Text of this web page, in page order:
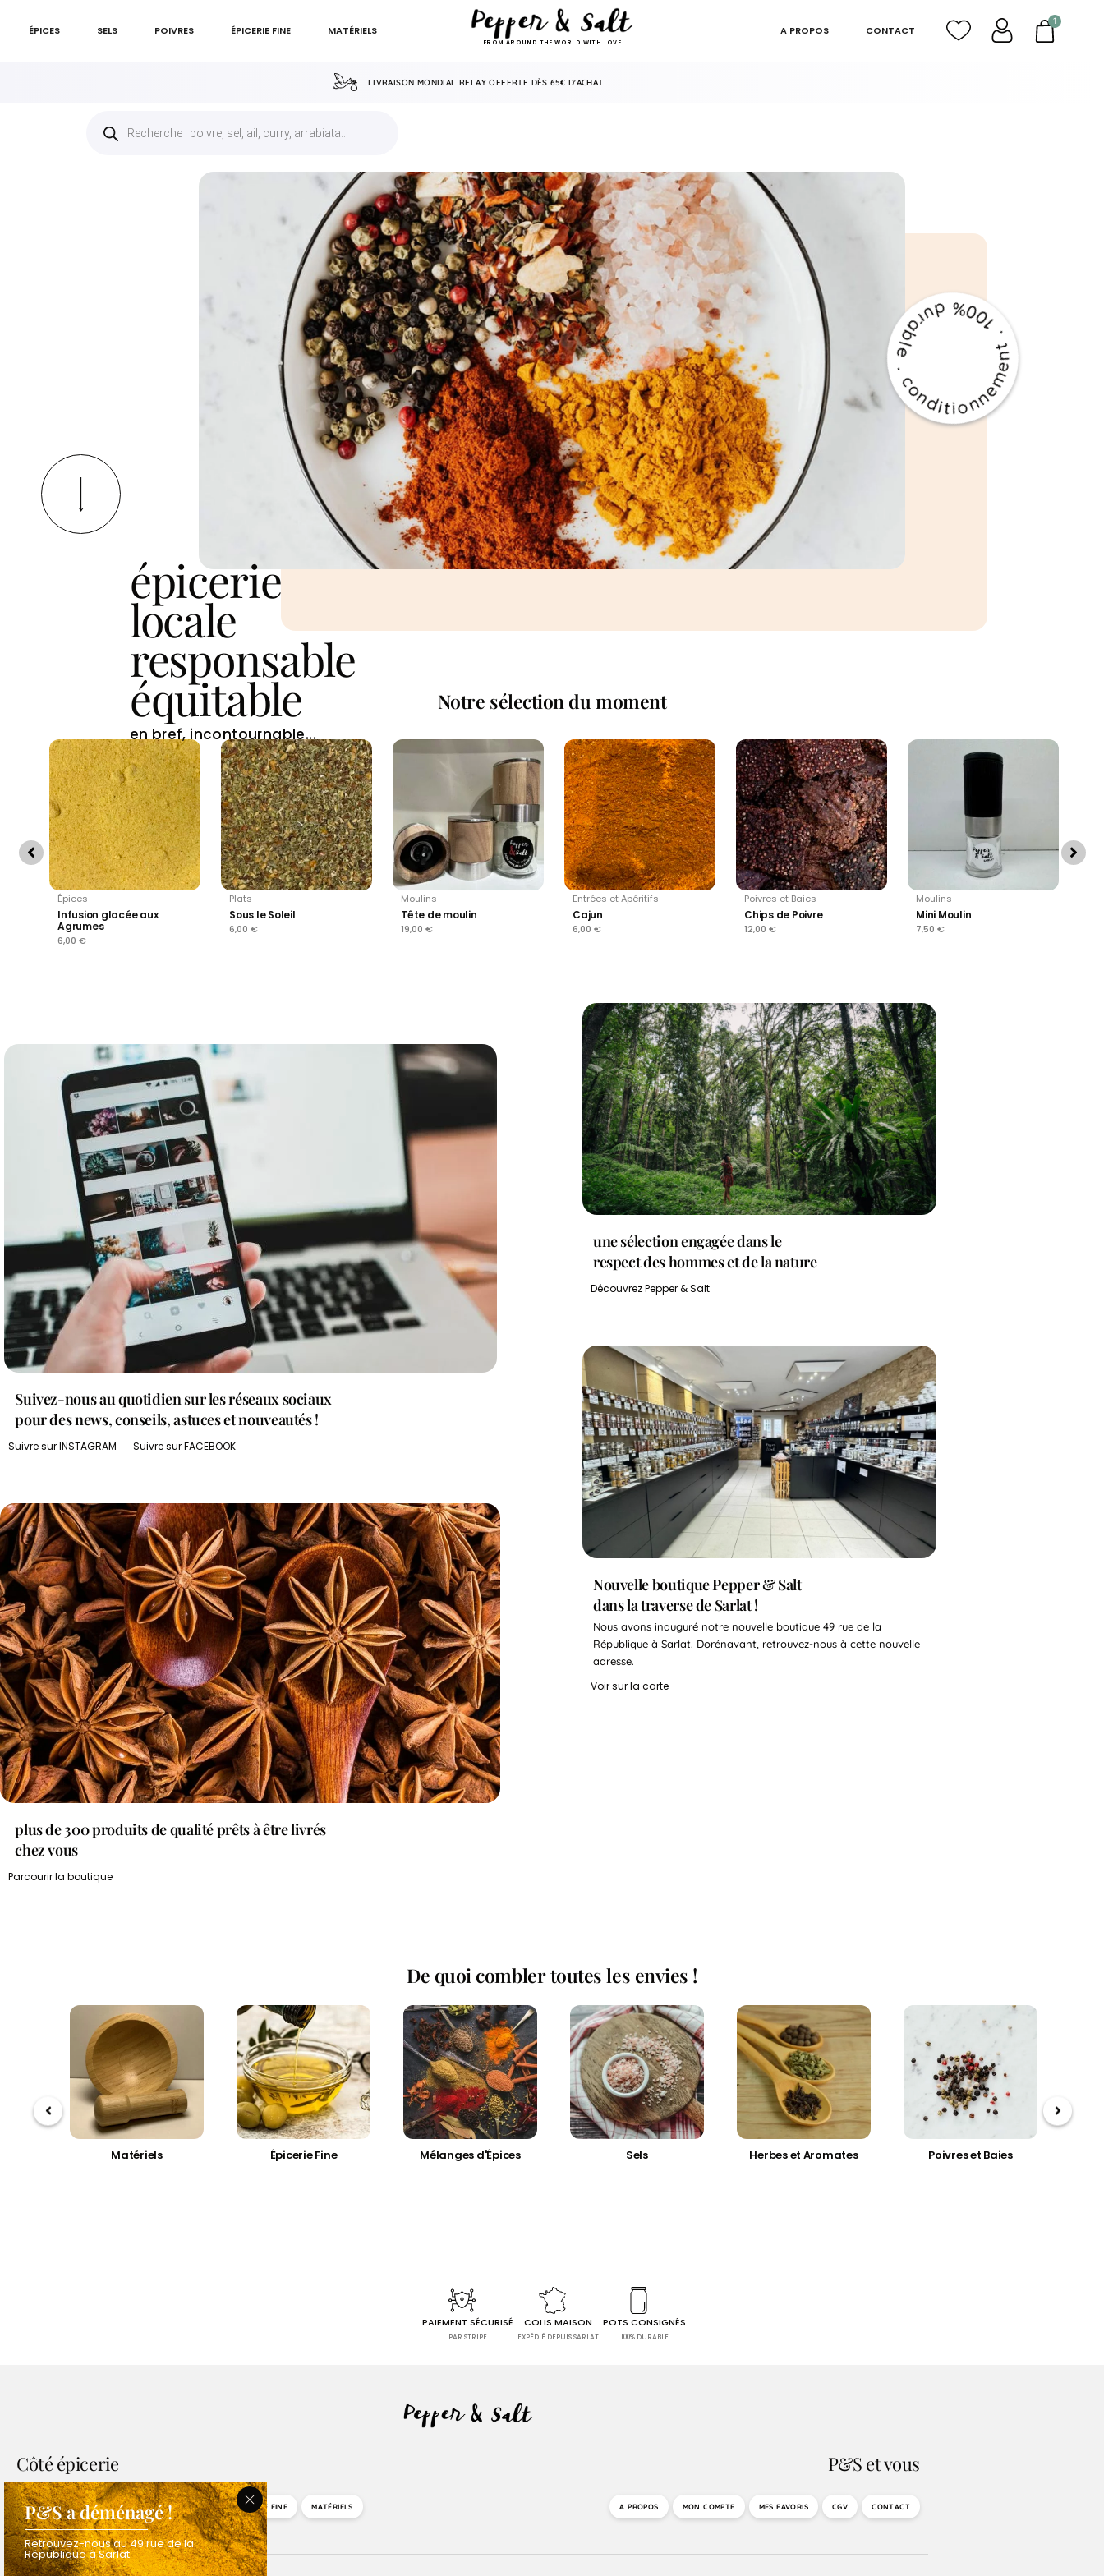
ÉPICES SELS POIVRES ÉPICERIE FINE MATÉRIELS
FROM AROUND THE WORLD WITH LOVE
A PROPOS CONTACT
1
LIVRAISON MONDIAL RELAY OFFERTE DÈS 65€ D'ACHAT
épicerie
locale
responsable
équitable
en bref, incontournable...
. conditionnement . 100% durable
Notre sélection du moment
Épices
Infusion glacée aux
Agrumes
6,00 €
Plats
Sous le Soleil
6,00 €
Moulins
Tête de moulin
19,00 €
Entrées et Apéritifs
Cajun
6,00 €
Poivres et Baies
Chips de Poivre
12,00 €
Moulins
Mini Moulin
7,50 €
Suivez-nous au quotidien sur les réseaux sociaux
pour des news, conseils, astuces et nouveautés !
Suivre sur INSTAGRAM Suivre sur FACEBOOK
plus de 300 produits de qualité prêts à être livrés
chez vous
Parcourir la boutique
une sélection engagée dans le
respect des hommes et de la nature
Découvrez Pepper & Salt
Nouvelle boutique Pepper & Salt
dans la traverse de Sarlat !
Nous avons inauguré notre nouvelle boutique 49 rue de la
République à Sarlat. Dorénavant, retrouvez-nous à cette nouvelle
adresse.
Voir sur la carte
De quoi combler toutes les envies !
Matériels Épicerie Fine Mélanges d'Épices Sels Herbes et Aromates Poivres et Baies
PAIEMENT SÉCURISÉ
PAR STRIPE
COLIS MAISON
EXPÉDIÉ DEPUIS SARLAT
POTS CONSIGNÉS
100% DURABLE
Côté épicerie
BOUTIQUE EPICES SELS POIVRES EPICERIE FINE MATÉRIELS
P&S et vous
A PROPOS MON COMPTE MES FAVORIS CGV CONTACT
P&S a déménagé !
Retrouvez-nous au 49 rue de la
République à Sarlat.